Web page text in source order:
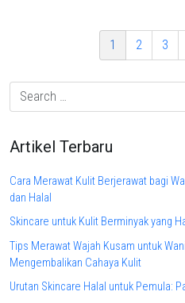
1 2 3
Artikel Terbaru
Cara Merawat Kulit Berjerawat bagi
dan Halal
Skincare untuk Kulit Berminyak yang
Tips Merawat Wajah Kusam untuk
Mengembalikan Cahaya Kulit
Urutan Skincare Halal untuk Pemula: